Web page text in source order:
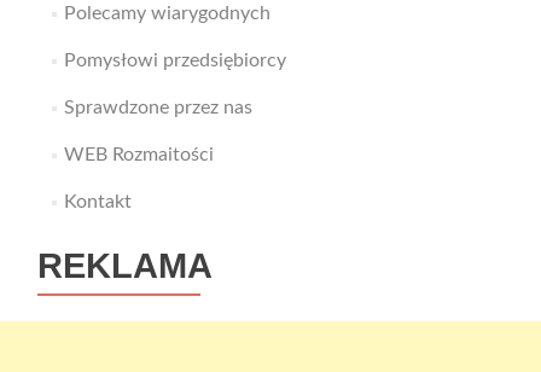
Polecamy wiarygodnych
Pomysłowi przedsiębiorcy
Sprawdzone przez nas
WEB Rozmaitości
Kontakt
REKLAMA